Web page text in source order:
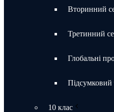
Вторинний
Третинний
Глобальні
Підсумковий
10 клас